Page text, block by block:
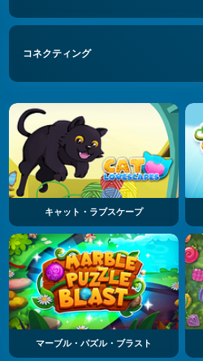
コネクティング
キャット・ラブスケープ
マーブル・パズル・ブラスト